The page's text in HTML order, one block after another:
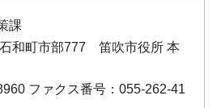
課
和町市部777 笛吹市役所 本
ファクス番号：055-262-41